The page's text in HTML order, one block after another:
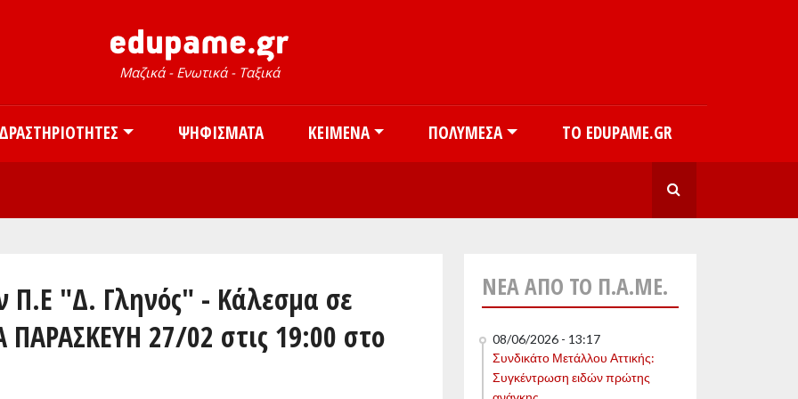
Μαζικά - Ενωτικά - Ταξικά
ΔΡΑΣΤΗΡΙΌΤΗΤΕΣ ΨΗΦΊΣΜΑΤΑ ΚΕΊΜΕΝΑ ΠΟΛΥΜΈΣΑ ΤΟ EDUPAME.GR
Π.Ε "Δ. Γληνός" - Κάλεσμα σε
27/02 στις 19:00 στο
ΝΈΑ ΑΠΌ ΤΟ Π.Α.ΜΕ.
08/06/2026 - 13:17
Συνδικάτο Μετάλλου Αττικής:
Συγκέντρωση ειδών πρώτης